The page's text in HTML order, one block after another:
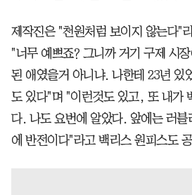
제작진은 "천원처럼 보이지 않는다"
"너무 예쁘죠? 그니까 거기 구제 시
된 애였을거 아니냐. 나한테 23년 있
도 있다"며 "이런것도 있고, 또 내가
다. 나도 요번에 알았다. 앞에는 러블
에 반전이다"라고 백리스 원피스도